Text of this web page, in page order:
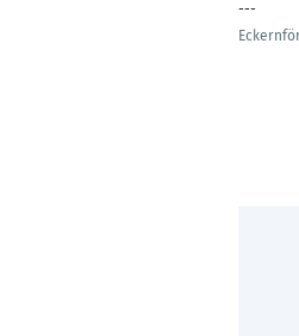
---